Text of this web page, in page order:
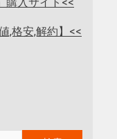
,格安,解約】<<